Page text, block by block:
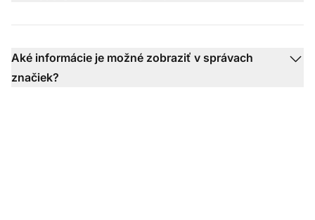
Aké informácie je možné zobraziť v správach
značiek?